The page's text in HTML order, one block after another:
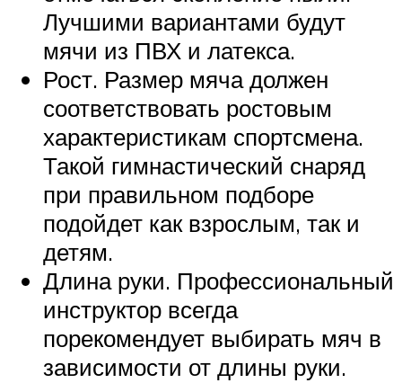
Лучшими вариантами будут
мячи из ПВХ и латекса.
Рост. Размер мяча должен
соответствовать ростовым
характеристикам спортсмена.
Такой гимнастический снаряд
при правильном подборе
подойдет как взрослым, так и
детям.
Длина руки. Профессиональный
инструктор всегда
порекомендует выбирать мяч в
зависимости от длины руки.